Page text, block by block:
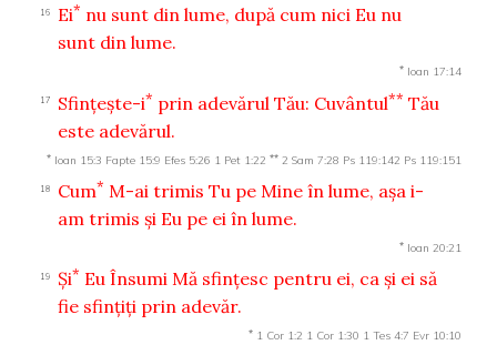
16 Ei* nu sunt din lume, după cum nici Eu nu
sunt din lume.
* Ioan 17:14
17 Sfinţeşte-i* prin adevărul Tău: Cuvântul** Tău
este adevărul.
* Ioan 15:3 Fapte 15:9 Efes 5:26 1 Pet 1:22 ** 2 Sam 7:28 Ps 119:142 Ps 119:151
18 Cum* M-ai trimis Tu pe Mine în lume, aşa i-
am trimis şi Eu pe ei în lume.
* Ioan 20:21
19 Şi* Eu Însumi Mă sfinţesc pentru ei, ca şi ei să
fie sfinţiţi prin adevăr.
* 1 Cor 1:2 1 Cor 1:30 1 Tes 4:7 Evr 10:10